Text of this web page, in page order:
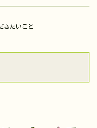
きたいこと